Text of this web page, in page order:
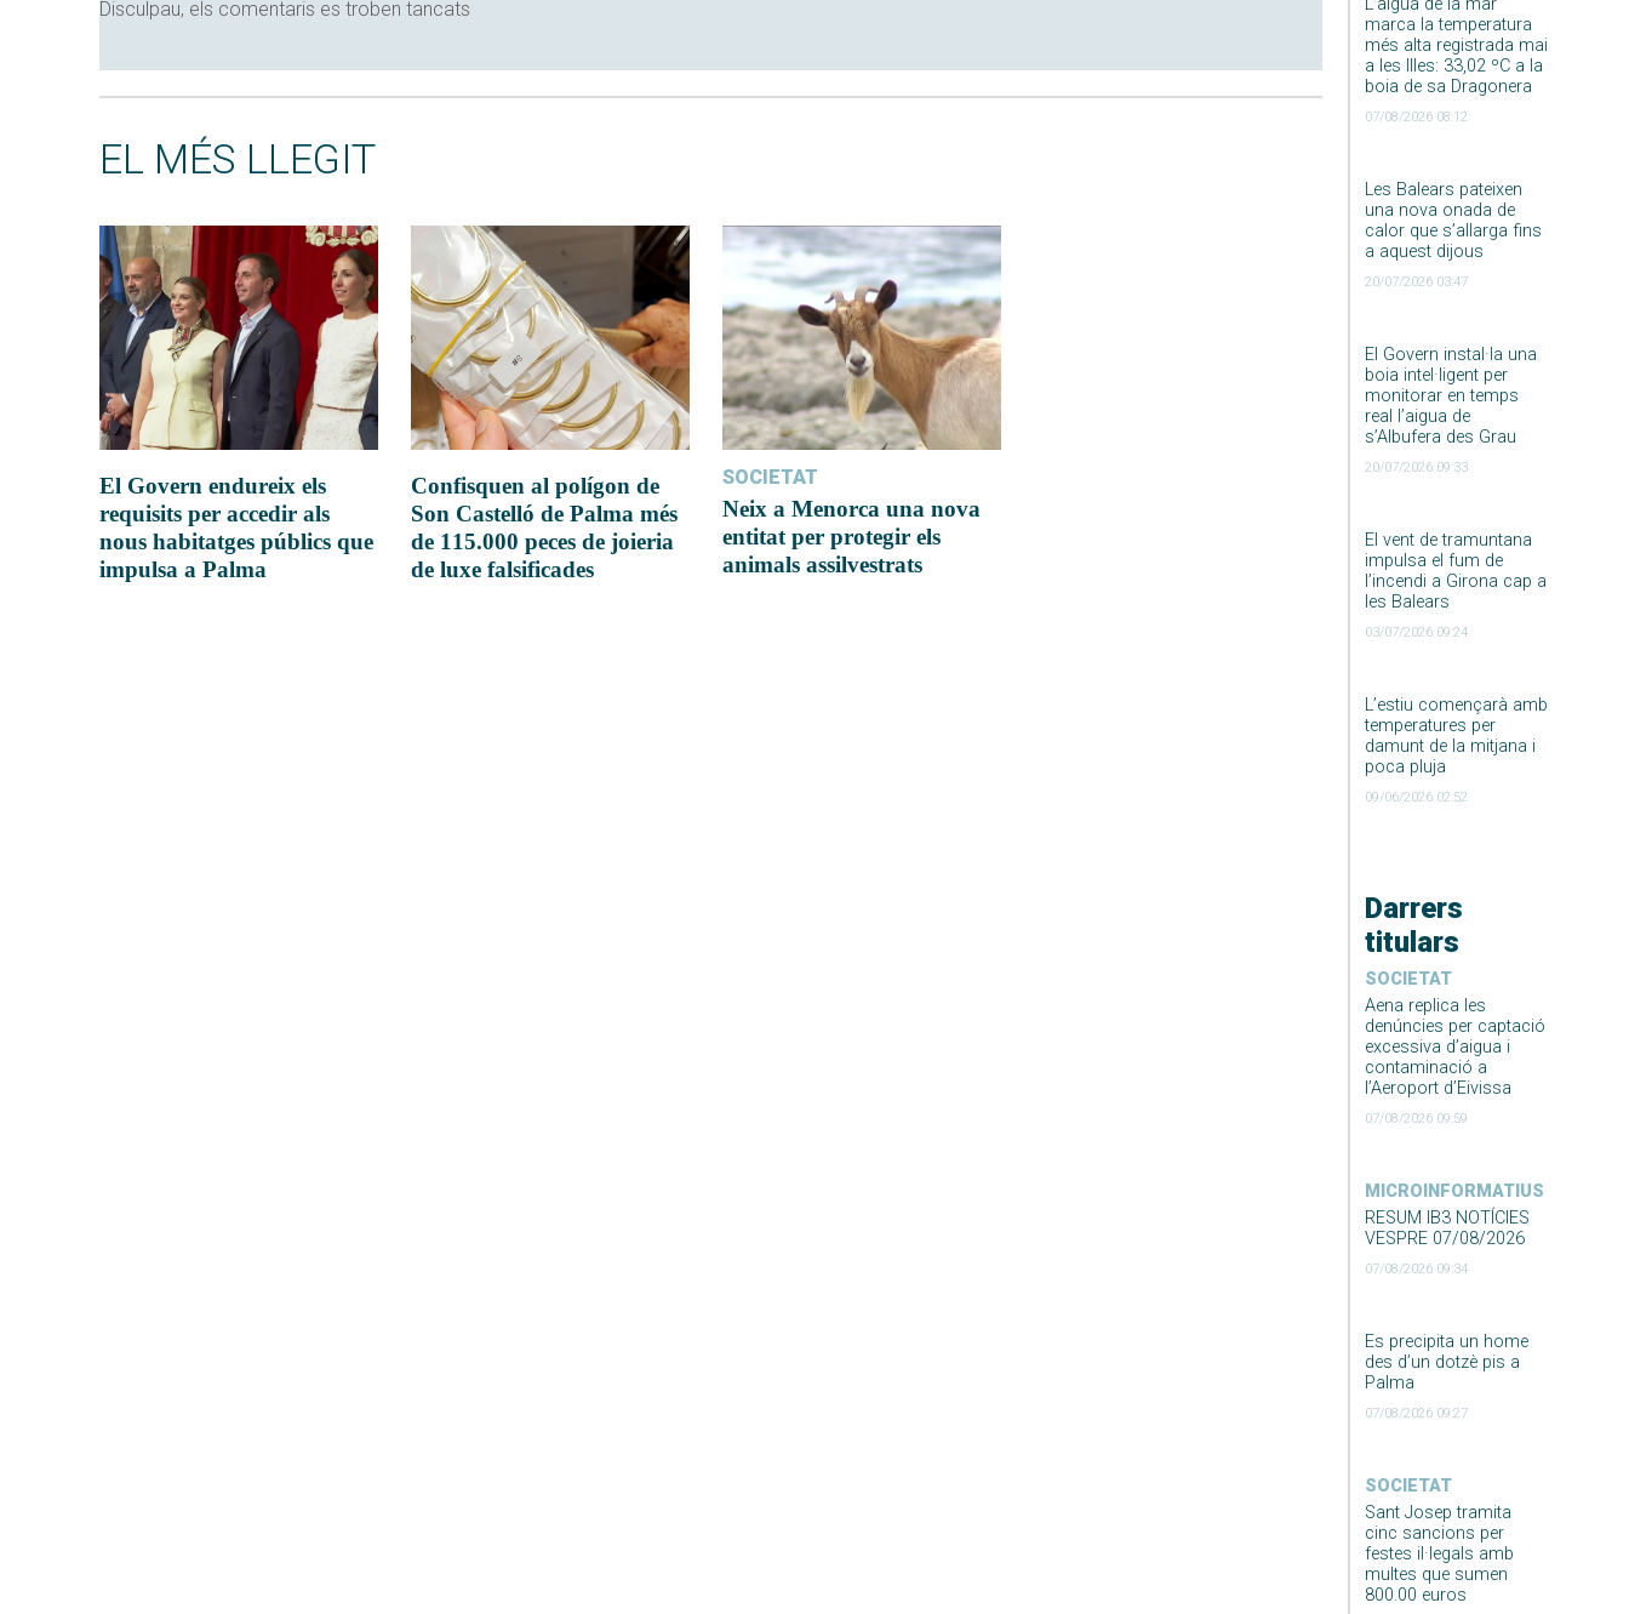
marca la temperatura
més alta registrada mai
a les Illes: 33,02 ºC a la
boia de sa Dragonera
07/08/2026 08:12
Les Balears pateixen
una nova onada de
calor que s’allarga fins
a aquest dijous
20/07/2026 03:47
El Govern instal·la una
boia intel·ligent per
monitorar en temps
real l’aigua de
s’Albufera des Grau
20/07/2026 09:33
El vent de tramuntana
impulsa el fum de
l’incendi a Girona cap a
les Balears
03/07/2026 09:24
L’estiu començarà amb
temperatures per
damunt de la mitjana i
poca pluja
09/06/2026 02:52
Darrers
titulars
SOCIETAT
Aena replica les
denúncies per captació
excessiva d’aigua i
contaminació a
l’Aeroport d’Eivissa
07/08/2026 09:59
MICROINFORMATIUS
RESUM IB3 NOTÍCIES
VESPRE 07/08/2026
07/08/2026 09:34
Es precipita un home
des d’un dotzè pis a
Palma
07/08/2026 09:27
SOCIETAT
Sant Josep tramita
cinc sancions per
festes il·legals amb
multes que sumen
800.00 euros
Disculpau, els comentaris es troben tancats
EL MÉS LLEGIT
El Govern endureix els
requisits per accedir als
nous habitatges públics que
impulsa a Palma
Confisquen al polígon de
Son Castelló de Palma més
de 115.000 peces de joieria
de luxe falsificades
SOCIETAT
Neix a Menorca una nova
entitat per protegir els
animals assilvestrats